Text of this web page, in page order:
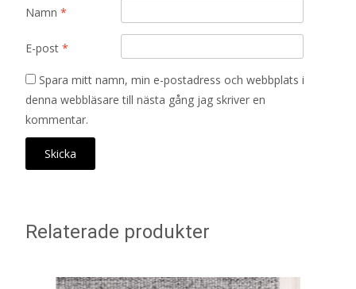
Namn *
E-post *
Spara mitt namn, min e-postadress och webbplats i
denna webbläsare till nästa gång jag skriver en
kommentar.
Relaterade produkter